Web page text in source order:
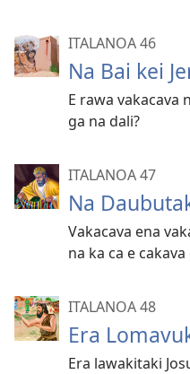
ITALANOA 46
Na Bai kei
E rawa vakacava
ga na dali?
ITALANOA 47
Na
Vakacava ena
na ka ca e
ITALANOA 48
Era
Era lawakitaki